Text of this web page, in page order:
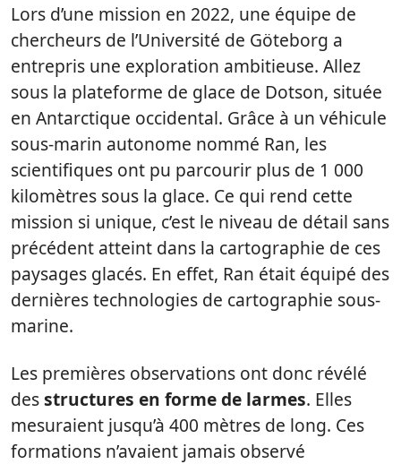
Lors d’une mission en 2022, une équipe de
chercheurs de l’Université de Göteborg a
entrepris une exploration ambitieuse. Allez
sous la plateforme de glace de Dotson, située
en Antarctique occidental. Grâce à un véhicule
sous-marin autonome nommé Ran, les
scientifiques ont pu parcourir plus de 1 000
kilomètres sous la glace. Ce qui rend cette
mission si unique, c’est le niveau de détail sans
précédent atteint dans la cartographie de ces
paysages glacés. En effet, Ran était équipé des
dernières technologies de cartographie sous-
marine.
Les premières observations ont donc révélé
desstructures en forme de larmes. Elles
mesuraient jusqu’à 400 mètres de long. Ces
formations n’avaient jamais observé